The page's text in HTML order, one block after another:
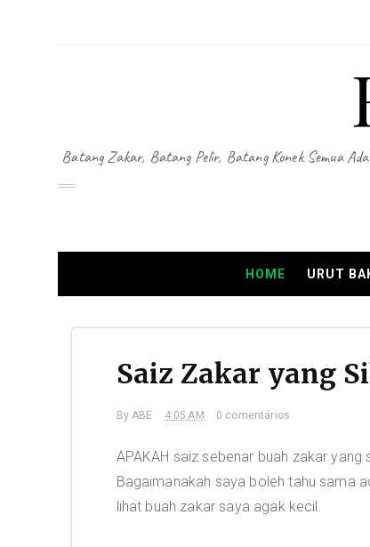
Batang Zakar, Batang Pelir, Batang Konek Semua
HOME URUT
Saiz Zakar yang
By ABE 4:05 AM 0 comentários
APAKAH saiz sebenar buah zakar
Bagaimanakah saya boleh tahu sama
lihat buah zakar saya agak kecil.